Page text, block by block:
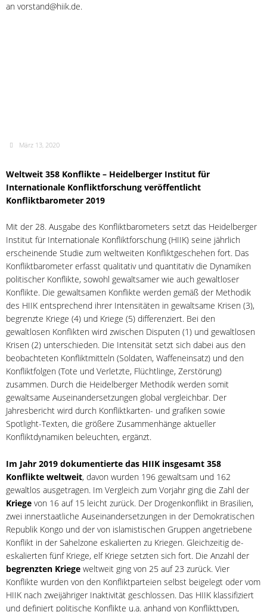
an vorstand@hiik.de.
März 13, 2020
Weltweit 358 Konflikte – Heidelberger Institut für
Internationale Konfliktforschung veröffentlicht
Konfliktbarometer 2019
Mit der 28. Ausgabe des Konfliktbarometers setzt das Heidelberger
Institut für Internationale Konfliktforschung (HIIK) seine jährlich
erscheinende Studie zum weltweiten Konfliktgeschehen fort. Das
Konfliktbarometer erfasst qualitativ und quantitativ die Dynamiken
politischer Konflikte, sowohl gewaltsamer wie auch gewaltloser
Konflikte. Die gewaltsamen Konflikte werden gemäß der Methodik
des HIIK entsprechend ihrer Intensitäten in gewaltsame Krisen (3),
begrenzte Kriege (4) und Kriege (5) differenziert. Bei den
gewaltlosen Konflikten wird zwischen Disputen (1) und gewaltlosen
Krisen (2) unterschieden. Die Intensität setzt sich dabei aus den
beobachteten Konfliktmitteln (Soldaten, Waffeneinsatz) und den
Konfliktfolgen (Tote und Verletzte, Flüchtlinge, Zerstörung)
zusammen. Durch die Heidelberger Methodik werden somit
gewaltsame Auseinandersetzungen global vergleichbar. Der
Jahresbericht wird durch Konfliktkarten- und grafiken sowie
Spotlight-Texten, die größere Zusammenhänge aktueller
Konfliktdynamiken beleuchten, ergänzt.
Im Jahr 2019 dokumentierte das HIIK insgesamt 358
Konflikte weltweit, davon wurden 196 gewaltsam und 162
gewaltlos ausgetragen. Im Vergleich zum Vorjahr ging die Zahl der
Kriege von 16 auf 15 leicht zurück. Der Drogenkonflikt in Brasilien,
zwei innerstaatliche Auseinandersetzungen in der Demokratischen
Republik Kongo und der von islamistischen Gruppen angetriebene
Konflikt in der Sahelzone eskalierten zu Kriegen. Gleichzeitig de-
eskalierten fünf Kriege, elf Kriege setzten sich fort. Die Anzahl der
begrenzten Kriege weltweit ging von 25 auf 23 zurück. Vier
Konflikte wurden von den Konfliktparteien selbst beigelegt oder vom
HIIK nach zweijähriger Inaktivität geschlossen. Das HIIK klassifiziert
und definiert politische Konflikte u.a. anhand von Konflikttypen,